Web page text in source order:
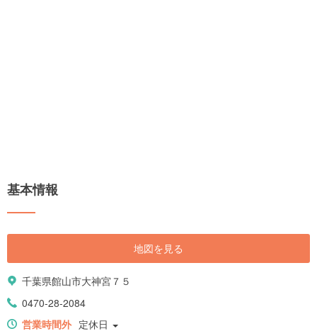
基本情報
地図を見る
千葉県館山市大神宮７５
0470-28-2084
営業時間外 定休日